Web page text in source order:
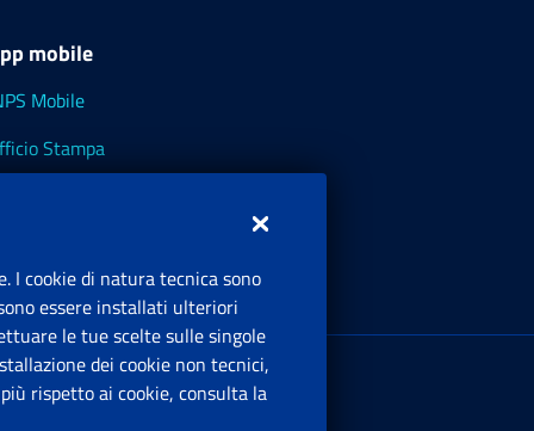
mobile
Mobile
Stampa
Legale: Via Ciro il Grande, 21
Roma
02121151001
I cookie di natura tecnica sono
essere installati ulteriori
le tue scelte sulle singole
dei cookie non tecnici,
più rispetto ai cookie, consulta la